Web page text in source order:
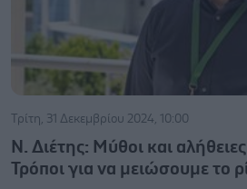
Τρίτη, 31 Δεκεμβρίου 2024, 10:00
Ν. Διέτης: Μύθοι και
Τρόποι για να μειώσουμε το